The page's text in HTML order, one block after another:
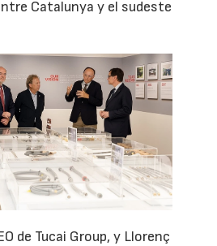
Catalunya y el sudeste
de Tucai Group, y Llorenç